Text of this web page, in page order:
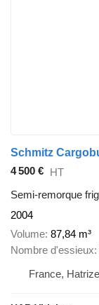
Schmitz
4 500 € HT
Semi-remorque
2004
Volume 87,84 m³
Nombre d'essieux
France, Hatrize